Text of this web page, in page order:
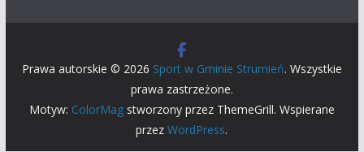
Prawa autorskie © 2026 Sport w Gminie Strumień. Wszystkie
prawa zastrzeżone.
Motyw: ColorMagstworzony przez ThemeGrill. Wspierane
przezWordPress.